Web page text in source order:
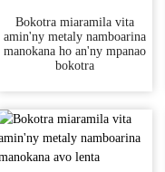
Bokotra miaramila vita
amin'ny metaly namboarina
manokana ho an'ny mpanao
bokotra